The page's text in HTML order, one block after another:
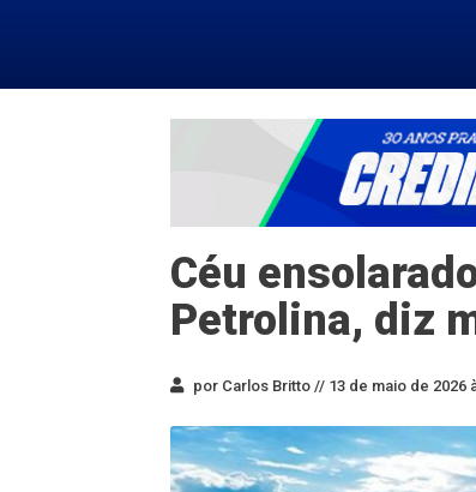
Céu
Petrolina, diz
por Carlos Britto // 13 de maio de 2026